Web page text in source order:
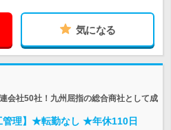
気になる
会社50社！九州屈指の総合商社として成
管理】★転勤なし ★年休110日